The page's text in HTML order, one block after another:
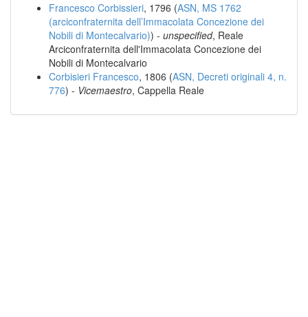
Francesco Corbissieri, 1796 (ASN, MS 1762
(arciconfraternita dell’Immacolata Concezione dei
Nobili di Montecalvario)) - unspecified, Reale
Arciconfraternita dell'Immacolata Concezione dei
Nobili di Montecalvario
Corbisieri Francesco, 1806 (ASN, Decreti originali 4, n.
776) - Vicemaestro, Cappella Reale